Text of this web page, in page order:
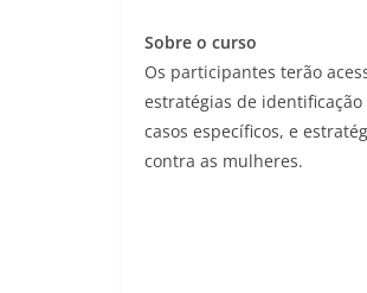
Sobre o curso
Os participantes terão
estratégias de
casos específicos, e
contra as mulheres.